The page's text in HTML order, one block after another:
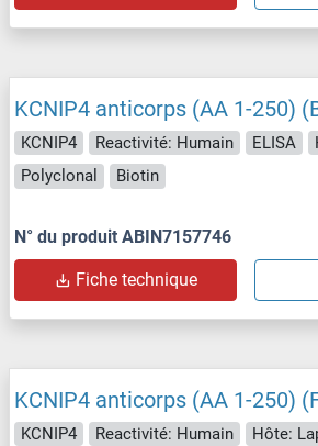
KCNIP4 anticorps (AA 1-250)
KCNIP4 Reactivité: Humain ELISA
Polyclonal
Biotin
N° du produit ABIN7157746
Fiche technique
KCNIP4 anticorps (AA 1-250)
KCNIP4 Reactivité: Humain Hôte: